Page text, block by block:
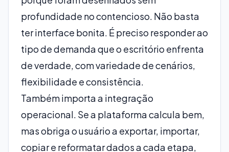
profundidade no contencioso. Não basta
ter interface bonita. É preciso responder ao
tipo de demanda que o escritório enfrenta
de verdade, com variedade de cenários,
flexibilidade e consistência.
Também importa a integração
operacional. Se a plataforma calcula bem,
mas obriga o usuário a exportar, importar,
copiar e reformatar dados a cada etapa,